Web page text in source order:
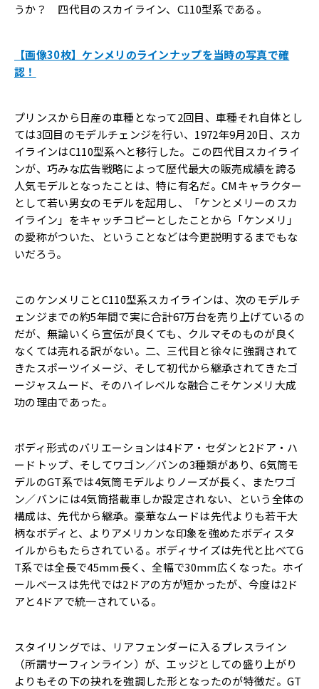
うか？ 四代目のスカイライン、C110型系である。
【画像30枚】ケンメリのラインナップを当時の写真で確
認！
プリンスから日産の車種となって2回目、車種それ自体とし
ては3回目のモデルチェンジを行い、1972年9月20日、スカ
イラインはC110型系へと移行した。この四代目スカイライ
ンが、巧みな広告戦略によって歴代最大の販売成績を誇る
人気モデルとなったことは、特に有名だ。CMキャラクター
として若い男女のモデルを起用し、「ケンとメリーのスカ
イライン」をキャッチコピーとしたことから「ケンメリ」
の愛称がついた、ということなどは今更説明するまでもな
いだろう。
このケンメリことC110型系スカイラインは、次のモデルチ
ェンジまでの約5年間で実に合計67万台を売り上げているの
だが、無論いくら宣伝が良くても、クルマそのものが良く
なくては売れる訳がない。二、三代目と徐々に強調されて
きたスポーツイメージ、そして初代から継承されてきたゴ
ージャスムード、そのハイレベルな融合こそケンメリ大成
功の理由であった。
ボディ形式のバリエーションは4ドア・セダンと2ドア・ハ
ードトップ、そしてワゴン／バンの3種類があり、6気筒モ
デルのGT系では4気筒モデルよりノーズが長く、またワゴ
ン／バンには4気筒搭載車しか設定されない、という全体の
構成は、先代から継承。豪華なムードは先代よりも若干大
柄なボディと、よりアメリカンな印象を強めたボディスタ
イルからもたらされている。ボディサイズは先代と比べてG
T系では全長で45mm長く、全幅で30mm広くなった。ホイ
ールベースは先代では2ドアの方が短かったが、今度は2ド
アと4ドアで統一されている。
スタイリングでは、リアフェンダーに入るプレスライン
（所謂サーフィンライン）が、エッジとしての盛り上がり
よりもその下の抉れを強調した形となったのが特徴だ。GT